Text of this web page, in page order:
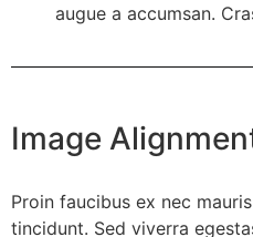
augue a accumsan.
Image
Proin faucibus ex nec
tincidunt. Sed viverra